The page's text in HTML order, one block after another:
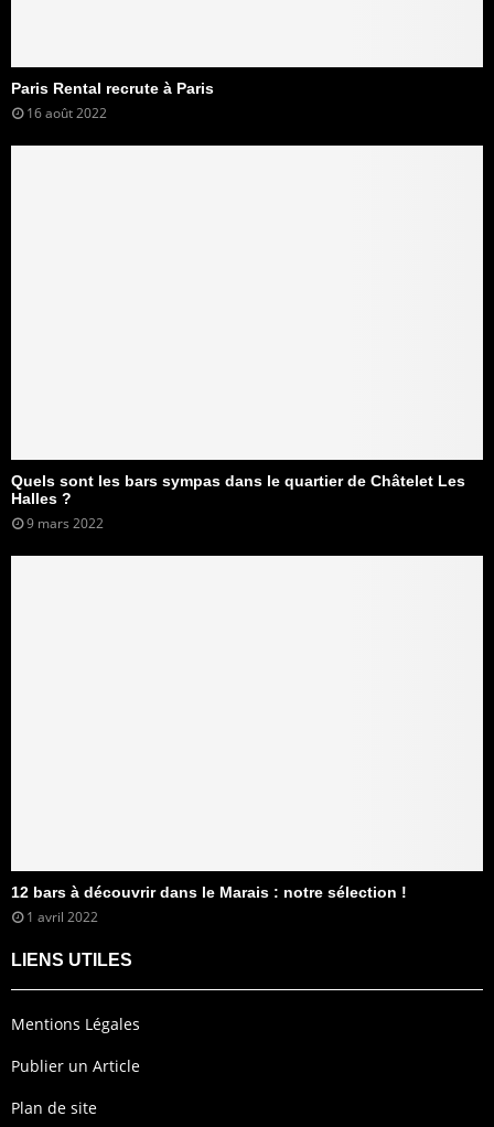
Paris Rental recrute à Paris
16 août 2022
Quels sont les bars sympas dans le quartier de Châtelet Les
Halles ?
9 mars 2022
12 bars à découvrir dans le Marais : notre sélection !
1 avril 2022
LIENS UTILES
Mentions Légales
Publier un Article
Plan de site